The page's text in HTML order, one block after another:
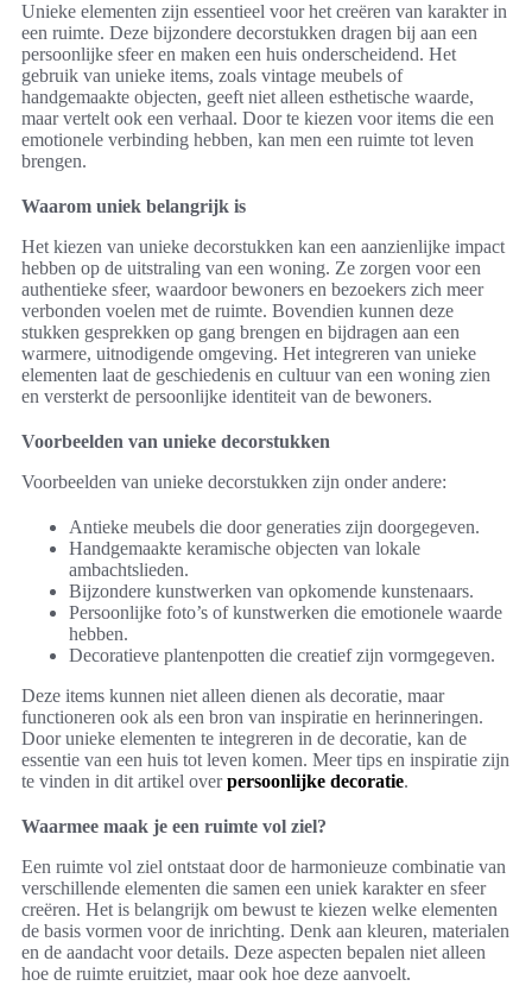
Unieke elementen zijn essentieel voor het creëren van karakter in
een ruimte. Deze bijzondere decorstukken dragen bij aan een
persoonlijke sfeer en maken een huis onderscheidend. Het
gebruik van unieke items, zoals vintage meubels of
handgemaakte objecten, geeft niet alleen esthetische waarde,
maar vertelt ook een verhaal. Door te kiezen voor items die een
emotionele verbinding hebben, kan men een ruimte tot leven
brengen.
Waarom uniek belangrijk is
Het kiezen van unieke decorstukken kan een aanzienlijke impact
hebben op de uitstraling van een woning. Ze zorgen voor een
authentieke sfeer, waardoor bewoners en bezoekers zich meer
verbonden voelen met de ruimte. Bovendien kunnen deze
stukken gesprekken op gang brengen en bijdragen aan een
warmere, uitnodigende omgeving. Het integreren van unieke
elementen laat de geschiedenis en cultuur van een woning zien
en versterkt de persoonlijke identiteit van de bewoners.
Voorbeelden van unieke decorstukken
Voorbeelden van unieke decorstukken zijn onder andere:
Antieke meubels die door generaties zijn doorgegeven.
Handgemaakte keramische objecten van lokale
ambachtslieden.
Bijzondere kunstwerken van opkomende kunstenaars.
Persoonlijke foto’s of kunstwerken die emotionele waarde
hebben.
Decoratieve plantenpotten die creatief zijn vormgegeven.
Deze items kunnen niet alleen dienen als decoratie, maar
functioneren ook als een bron van inspiratie en herinneringen.
Door unieke elementen te integreren in de decoratie, kan de
essentie van een huis tot leven komen. Meer tips en inspiratie zijn
te vinden in dit artikel overpersoonlijke decoratie.
Waarmee maak je een ruimte vol ziel?
Een ruimte vol ziel ontstaat door de harmonieuze combinatie van
verschillende elementen die samen een uniek karakter en sfeer
creëren. Het is belangrijk om bewust te kiezen welke elementen
de basis vormen voor de inrichting. Denk aan kleuren, materialen
en de aandacht voor details. Deze aspecten bepalen niet alleen
hoe de ruimte eruitziet, maar ook hoe deze aanvoelt.